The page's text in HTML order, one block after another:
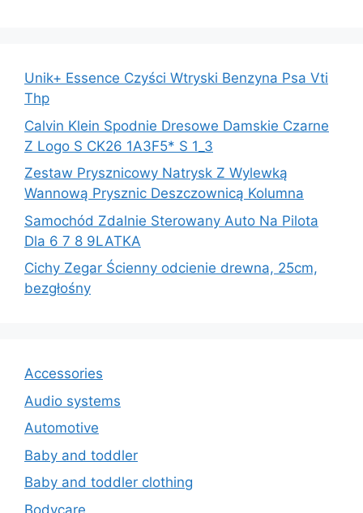
Unik+ Essence Czyści Wtryski Benzyna Psa Vti
Thp
Calvin Klein Spodnie Dresowe Damskie Czarne
Z Logo S CK26 1A3F5* S 1_3
Zestaw Prysznicowy Natrysk Z Wylewką
Wannową Prysznic Deszczownicą Kolumna
Samochód Zdalnie Sterowany Auto Na Pilota
Dla 6 7 8 9LATKA
Cichy Zegar Ścienny odcienie drewna, 25cm,
bezgłośny
Accessories
Audio systems
Automotive
Baby and toddler
Baby and toddler clothing
Bodycare